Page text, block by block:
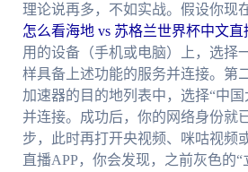
理论说再多，不如实战。假设你现
怎么看海地 vs 苏格兰世界杯中文直
用的设备（手机或电脑）上，选择
样具备上述功能的服务并连接。第
加速器的目的地列表中，选择“中
并连接。成功后，你的网络身份就
步，此时再打开央视频、咪咕视频
直播APP，你会发现，之前灰色的“